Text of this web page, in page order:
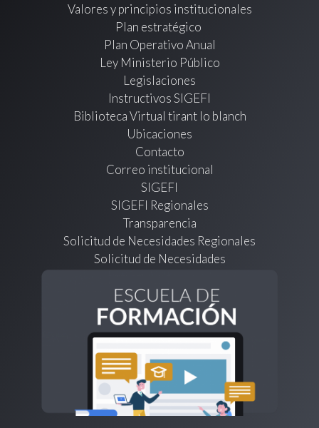
Valores y principios institucionales
Plan estratégico
Plan Operativo Anual
Ley Ministerio Público
Legislaciones
Instructivos SIGEFI
Biblioteca Virtual tirant lo blanch
Ubicaciones
Contacto
Correo institucional
SIGEFI
SIGEFI Regionales
Transparencia
Solicitud de Necesidades Regionales
Solicitud de Necesidades